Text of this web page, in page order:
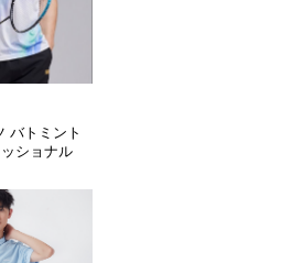
バトミント
ショナル